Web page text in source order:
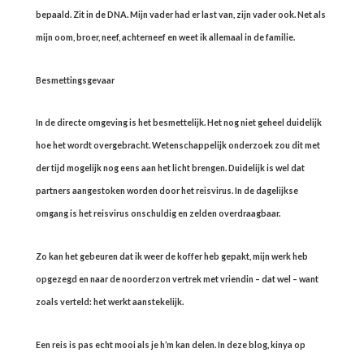
bepaald. Zit in de DNA. Mijn vader had er last van, zijn vader ook. Net als
mijn oom, broer, neef, achterneef en weet ik allemaal in de familie.
Besmettingsgevaar
In de directe omgeving is het besmettelijk. Het nog niet geheel duidelijk
hoe het wordt overgebracht. Wetenschappelijk onderzoek zou dit met
der tijd mogelijk nog eens aan het licht brengen. Duidelijk is wel dat
partners aangestoken worden door het reisvirus. In de dagelijkse
omgang is het reisvirus onschuldig en zelden overdraagbaar.
Zo kan het gebeuren dat ik weer de koffer heb gepakt, mijn werk heb
opgezegd en naar de noorderzon vertrek met vriendin – dat wel – want
zoals verteld: het werkt aanstekelijk.
Een reis is pas echt mooi als je h’m kan delen. In deze blog, kinya op